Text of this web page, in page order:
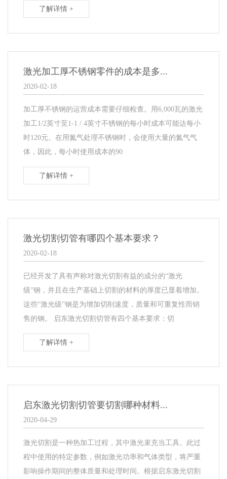
了解详情 +
激光加工厚不锈钢零件的成本是多...
2020-02-18
加工厚不锈钢的运营成本需要仔细检查。用6,000瓦的激光
加工1/2英寸至1-1 / 4英寸不锈钢的每小时成本可能达每小
时120元。在用氮气处理不锈钢时，会使用大量的氮气气
体，因此，每小时使用成本的90
了解详情 +
激光切割切管有哪四个基本要求？
2020-02-18
已经开发了具有声称对激光切割有益的成分的“激光
级”钢，并且在生产基础上切割的材料的厚度已显着增加。
这些“激光级”钢是为增加切削速度，质量和可重复性而销
售的钢。 启东激光切割切管有四个基本要求：切
了解详情 +
启东激光切割切管要切割哪种材料...
2020-04-29
激光切割是一种热加工过程，其中激光束充当工具。此过
程中使用的特定参数，例如激光功率和气体类型，将严重
影响操作期间的整体质量和处理时间。根据启东激光切割